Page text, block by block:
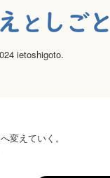
ietoshigoto.
変えていく。